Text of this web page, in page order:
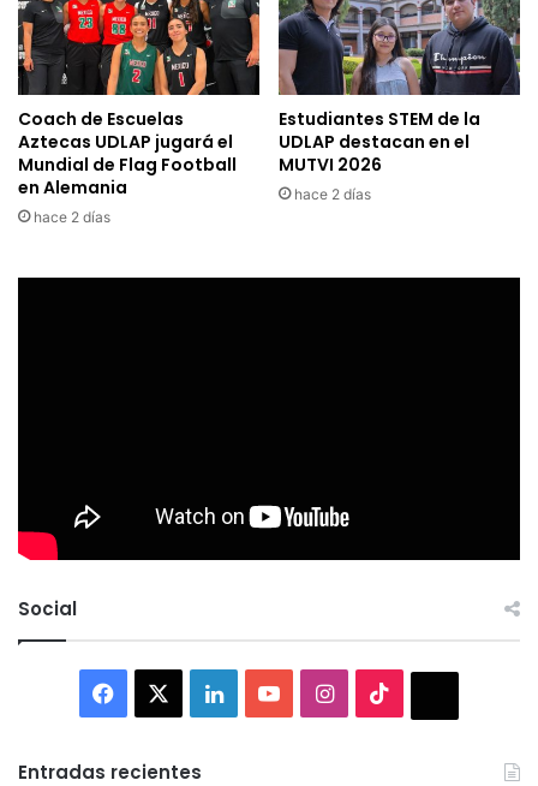
Coach de Escuelas
Aztecas UDLAP jugará el
Mundial de Flag Football
en Alemania
hace 2 días
Estudiantes STEM de la
UDLAP destacan en el
MUTVI 2026
hace 2 días
Social
Facebook LinkedInYouTubeInstagram
Entradas recientes